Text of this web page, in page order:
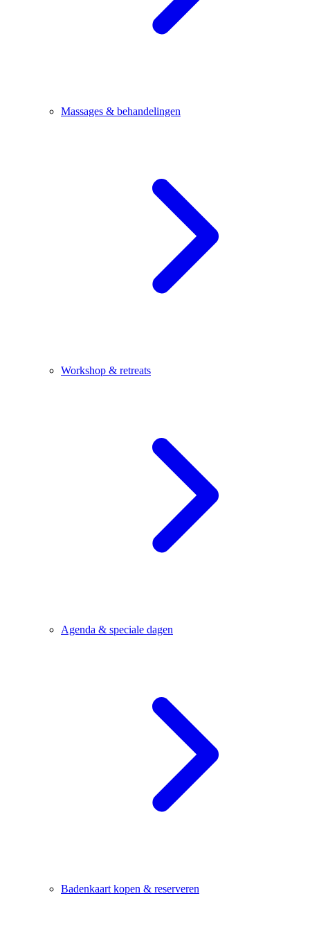
Massages & behandelingen
Workshop & retreats
Agenda & speciale dagen
Badenkaart kopen & reserveren